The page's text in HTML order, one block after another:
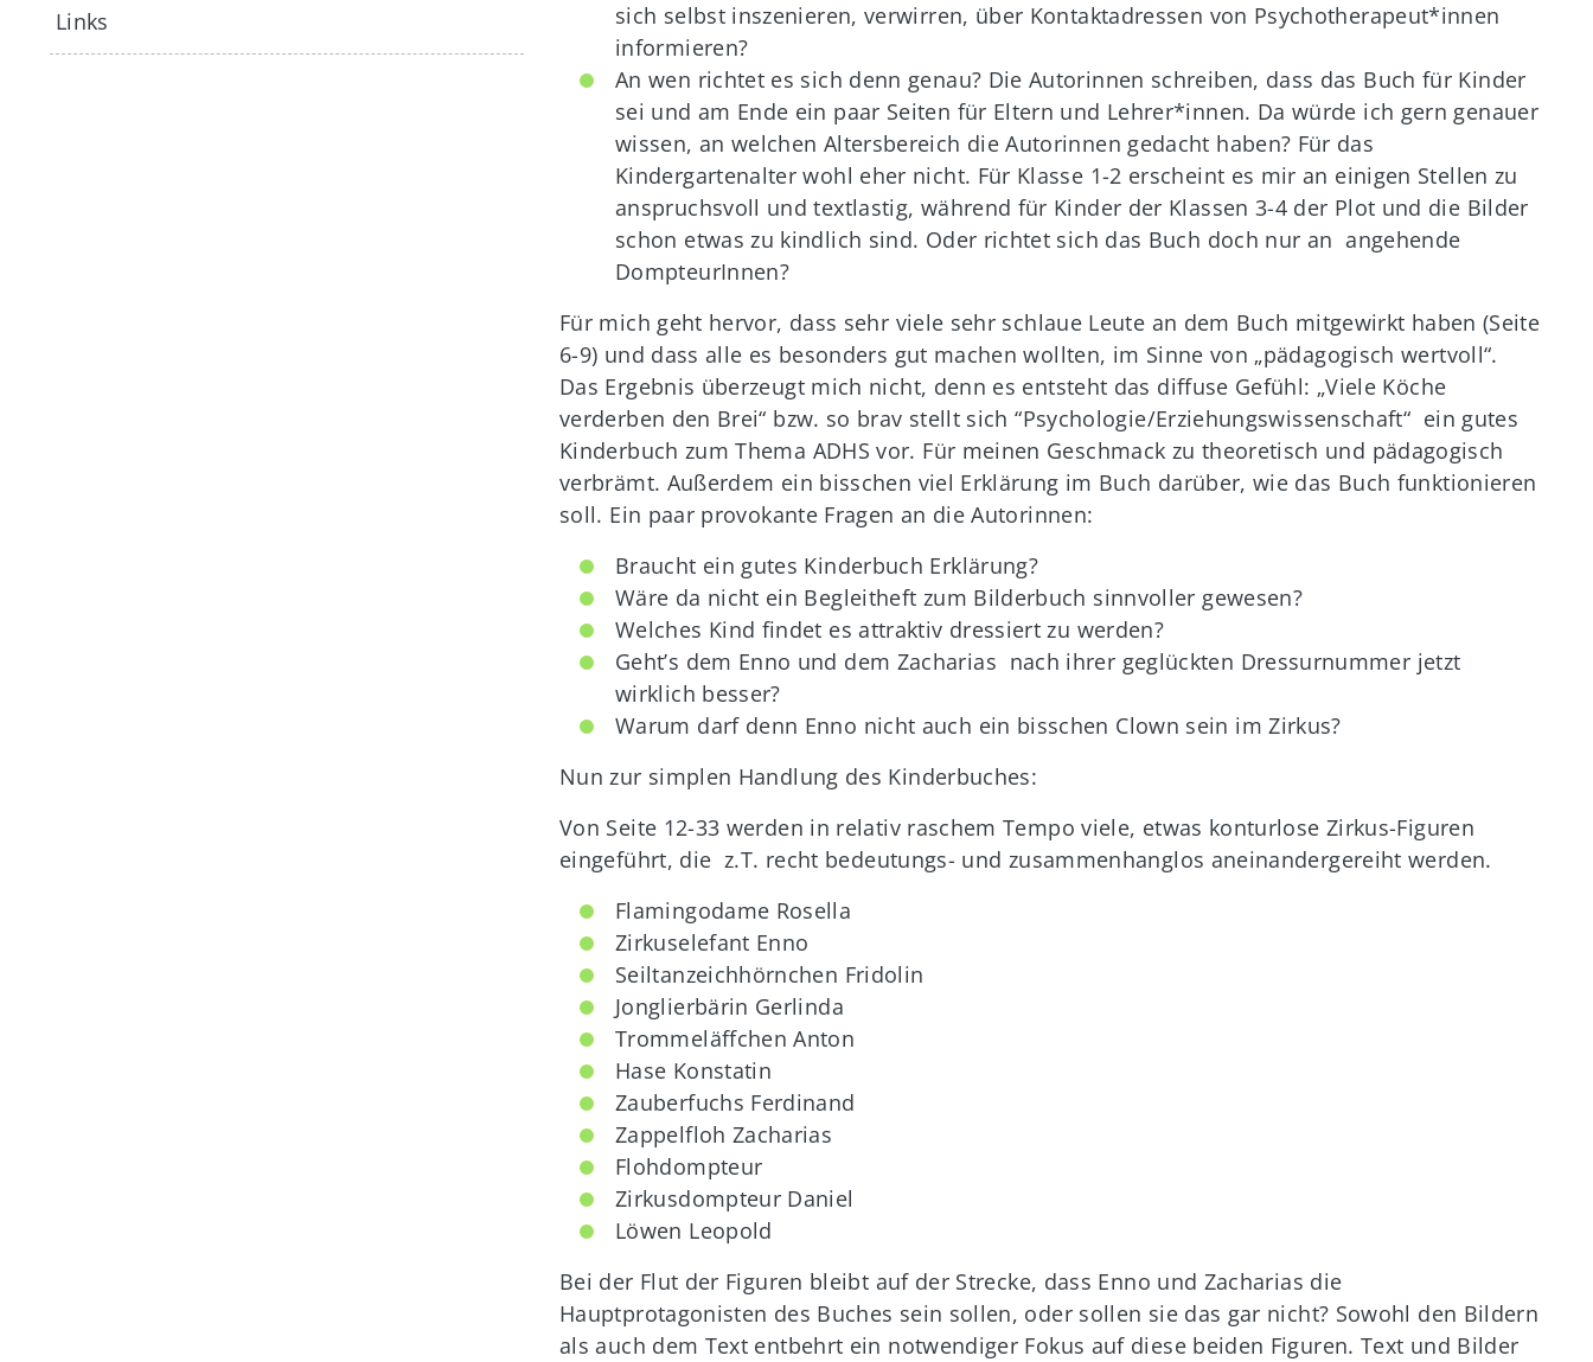
sich selbst inszenieren, verwirren, über Kontaktadressen von Psychotherapeut*innen
informieren?
An wen richtet es sich denn genau? Die Autorinnen schreiben, dass das Buch für Kinder
sei und am Ende ein paar Seiten für Eltern und Lehrer*innen. Da würde ich gern genauer
wissen, an welchen Altersbereich die Autorinnen gedacht haben? Für das
Kindergartenalter wohl eher nicht. Für Klasse 1-2 erscheint es mir an einigen Stellen zu
anspruchsvoll und textlastig, während für Kinder der Klassen 3-4 der Plot und die Bilder
schon etwas zu kindlich sind. Oder richtet sich das Buch doch nur an angehende
DompteurInnen?
Für mich geht hervor, dass sehr viele sehr schlaue Leute an dem Buch mitgewirkt haben (Seite
6-9) und dass alle es besonders gut machen wollten, im Sinne von „pädagogisch wertvoll“.
Das Ergebnis überzeugt mich nicht, denn es entsteht das diffuse Gefühl: „Viele Köche
verderben den Brei“ bzw. so brav stellt sich “Psychologie/Erziehungswissenschaft“ ein gutes
Kinderbuch zum Thema ADHS vor. Für meinen Geschmack zu theoretisch und pädagogisch
verbrämt. Außerdem ein bisschen viel Erklärung im Buch darüber, wie das Buch funktionieren
soll. Ein paar provokante Fragen an die Autorinnen:
Braucht ein gutes Kinderbuch Erklärung?
Wäre da nicht ein Begleitheft zum Bilderbuch sinnvoller gewesen?
Welches Kind findet es attraktiv dressiert zu werden?
Geht’s dem Enno und dem Zacharias nach ihrer geglückten Dressurnummer jetzt
wirklich besser?
Warum darf denn Enno nicht auch ein bisschen Clown sein im Zirkus?
Nun zur simplen Handlung des Kinderbuches:
Von Seite 12-33 werden in relativ raschem Tempo viele, etwas konturlose Zirkus-Figuren
eingeführt, die z.T. recht bedeutungs- und zusammenhanglos aneinandergereiht werden.
Flamingodame Rosella
Zirkuselefant Enno
Seiltanzeichhörnchen Fridolin
Jonglierbärin Gerlinda
Trommeläffchen Anton
Hase Konstatin
Zauberfuchs Ferdinand
Zappelfloh Zacharias
Flohdompteur
Zirkusdompteur Daniel
Löwen Leopold
Bei der Flut der Figuren bleibt auf der Strecke, dass Enno und Zacharias die
Hauptprotagonisten des Buches sein sollen, oder sollen sie das gar nicht? Sowohl den Bildern
als auch dem Text entbehrt ein notwendiger Fokus auf diese beiden Figuren. Text und Bilder
Links